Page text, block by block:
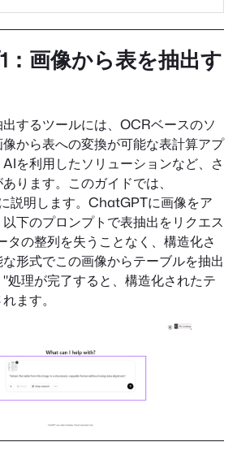
：画像から表を抽出す
するツールには、OCRベースのソ
から表への変換が可能な表計算アプ
を利用したソリューションなど、さ
ります。このガイドでは、
説明します。ChatGPTに画像をア
下のプロンプトで表抽出をリクエス
タの整列を失うことなく、構造化さ
形式でこの画像からテーブルを抽出
処理が完了すると、構造化されたテ
ます。